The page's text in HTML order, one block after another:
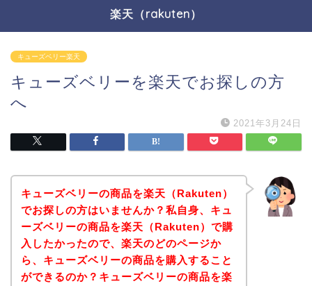
楽天（rakuten）
キューズベリー楽天
キューズベリーを楽天でお探しの方
へ
2021年3月24日
キューズベリーの商品を楽天（Rakuten）
でお探しの方はいませんか？私自身、キュ
ーズベリーの商品を楽天（Rakuten）で購
入したかったので、楽天のどのページか
ら、キューズベリーの商品を購入すること
ができるのか？キューズベリーの商品を楽